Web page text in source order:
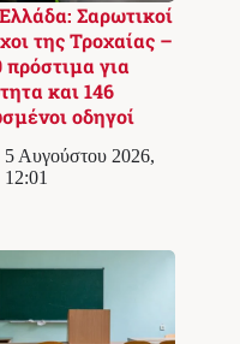
Σαρωτικοί
της Τροχαίας –
πρόστιμα για
και 146
οδηγοί
5 Αυγούστου 2026,
12:01